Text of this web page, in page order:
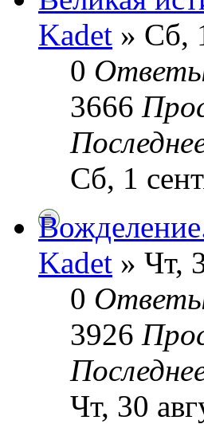
Kadet » Сб,
0
3666
Сб, 1
Kadet » Чт,
0
3926
Чт, 30